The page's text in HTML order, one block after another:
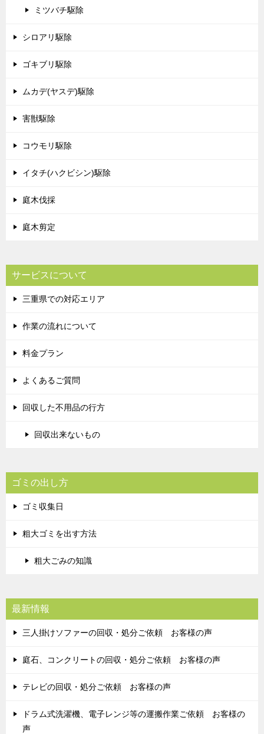
ミツバチ駆除
シロアリ駆除
ゴキブリ駆除
ムカデ(ヤスデ)駆除
害獣駆除
コウモリ駆除
イタチ(ハクビシン)駆除
庭木伐採
庭木剪定
サービスについて
三重県での対応エリア
作業の流れについて
料金プラン
よくあるご質問
回収した不用品の行方
回収出来ないもの
ゴミの出し方
ゴミ収集日
粗大ゴミを出す方法
粗大ごみの知識
最新情報
三人掛けソファーの回収・処分ご依頼 お客様の声
庭石、コンクリートの回収・処分ご依頼 お客様の声
テレビの回収・処分ご依頼 お客様の声
ドラム式洗濯機、電子レンジ等の運搬作業ご依頼 お客様の
声